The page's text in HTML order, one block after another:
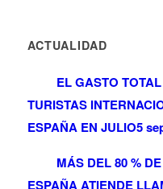
ACTUALIDAD
EL GASTO
TURISTAS
ESPAÑA EN JULIO5
MÁS DEL 80 %
ESPAÑA ATIENDE